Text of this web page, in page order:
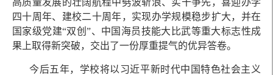
高质量发展的壮阔航程中劈波斩浪、实干争先，喜迎办学
四十周年、建校二十周年，实现办学规模稳步扩大，并在
国家级党建“双创”、中国海员技能大比武等重大标志性成
果上取得新突破，交出了一份厚重提气的优异答卷。
今后五年，学校将以习近平新时代中国特色社会主义